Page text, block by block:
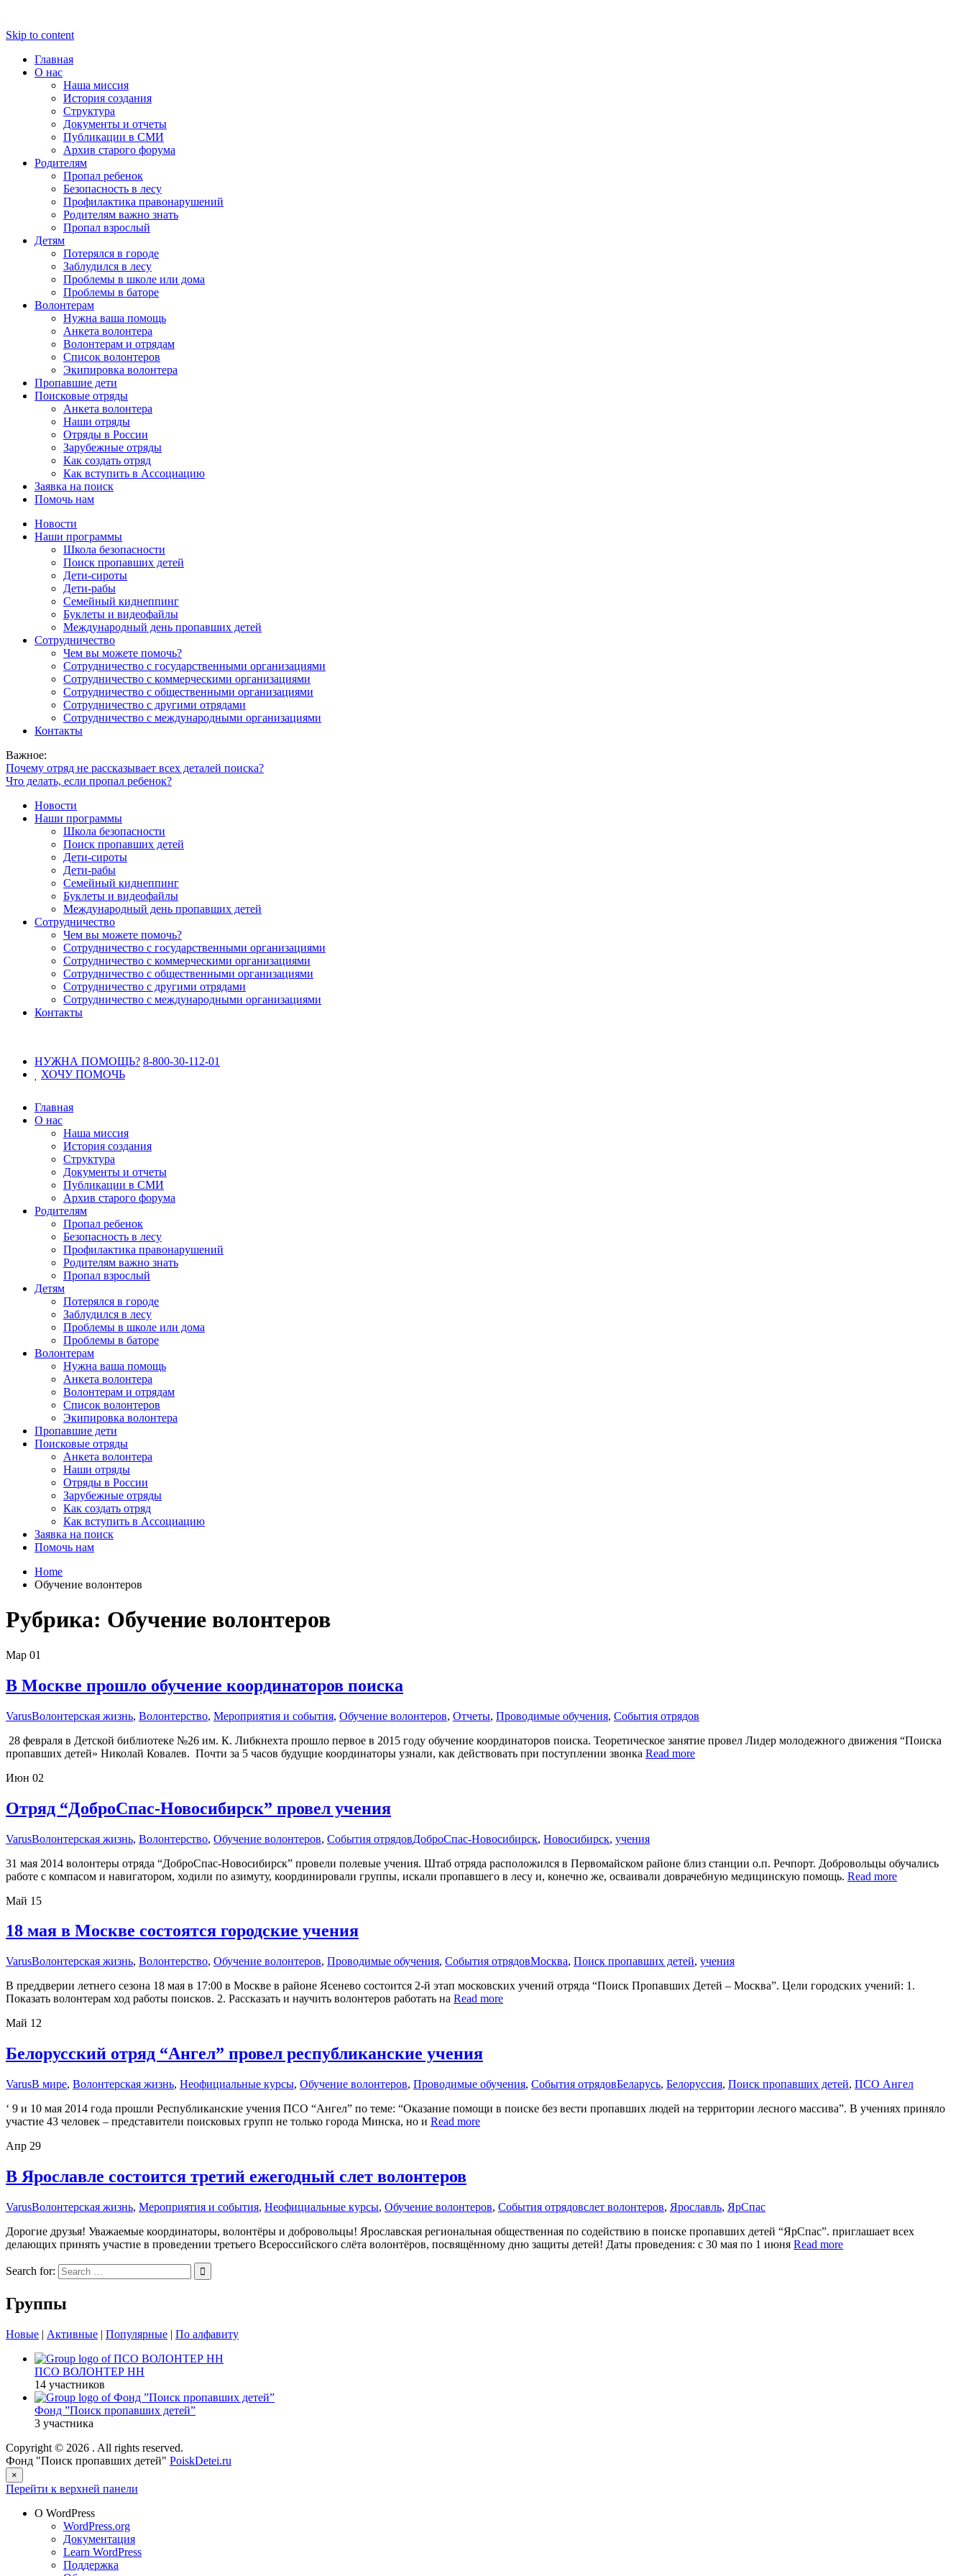
Skip to content
Главная
О нас
Наша миссия
История создания
Структура
Документы и отчеты
Публикации в СМИ
Архив старого форума
Родителям
Пропал ребенок
Безопасность в лесу
Профилактика правонарушений
Родителям важно знать
Пропал взрослый
Детям
Потерялся в городе
Заблудился в лесу
Проблемы в школе или дома
Проблемы в баторе
Волонтерам
Нужна ваша помощь
Анкета волонтера
Волонтерам и отрядам
Список волонтеров
Экипировка волонтера
Пропавшие дети
Поисковые отряды
Анкета волонтера
Наши отряды
Отряды в России
Зарубежные отряды
Как создать отряд
Как вступить в Ассоциацию
Заявка на поиск
Помочь нам
Новости
Наши программы
Школа безопасности
Поиск пропавших детей
Дети-сироты
Дети-рабы
Семейный киднеппинг
Буклеты и видеофайлы
Международный день пропавших детей
Сотрудничество
Чем вы можете помочь?
Сотрудничество с государственными организациями
Сотрудничество с коммерческими организациями
Сотрудничество с общественными организациями
Сотрудничество с другими отрядами
Сотрудничество с международными организациями
Контакты
Важное:
Почему отряд не рассказывает всех деталей поиска?
Что делать, если пропал ребенок?
Новости
Наши программы
Школа безопасности
Поиск пропавших детей
Дети-сироты
Дети-рабы
Семейный киднеппинг
Буклеты и видеофайлы
Международный день пропавших детей
Сотрудничество
Чем вы можете помочь?
Сотрудничество с государственными организациями
Сотрудничество с коммерческими организациями
Сотрудничество с общественными организациями
Сотрудничество с другими отрядами
Сотрудничество с международными организациями
Контакты
НУЖНА ПОМОЩЬ? 8-800-30-112-01
ХОЧУПОМОЧЬ
Главная
О нас
Наша миссия
История создания
Структура
Документы и отчеты
Публикации в СМИ
Архив старого форума
Родителям
Пропал ребенок
Безопасность в лесу
Профилактика правонарушений
Родителям важно знать
Пропал взрослый
Детям
Потерялся в городе
Заблудился в лесу
Проблемы в школе или дома
Проблемы в баторе
Волонтерам
Нужна ваша помощь
Анкета волонтера
Волонтерам и отрядам
Список волонтеров
Экипировка волонтера
Пропавшие дети
Поисковые отряды
Анкета волонтера
Наши отряды
Отряды в России
Зарубежные отряды
Как создать отряд
Как вступить в Ассоциацию
Заявка на поиск
Помочь нам
Home
Обучение волонтеров
Рубрика: Обучение волонтеров
Мар 01
В Москве прошло обучение координаторов поиска
VarusВолонтерская жизнь, Волонтерство, Мероприятия и события, Обучение волонтеров, Отчеты, Проводимые обучения, События отрядов
28 февраля в Детской библиотеке №26 им. К. Либкнехта прошло первое в 2015 году обучение координаторов поиска. Теоретическое занятие провел Лидер молодежного движения “Поиска
пропавших детей» Николай Ковалев. Почти за 5 часов будущие координаторы узнали, как действовать при поступлении звонка Read more
Июн 02
Отряд “ДоброСпас-Новосибирск” провел учения
VarusВолонтерская жизнь, Волонтерство, Обучение волонтеров, События отрядовДоброСпас-Новосибирск, Новосибирск, учения
31 мая 2014 волонтеры отряда “ДоброСпас-Новосибирск” провели полевые учения. Штаб отряда расположился в Первомайском районе близ станции о.п. Речпорт. Добровольцы обучались
работе с компасом и навигатором, ходили по азимуту, координировали группы, искали пропавшего в лесу и, конечно же, осваивали доврачебную медицинскую помощь. Read more
Май 15
18 мая в Москве состоятся городские учения
VarusВолонтерская жизнь, Волонтерство, Обучение волонтеров, Проводимые обучения, События отрядовМосква, Поиск пропавших детей, учения
В преддверии летнего сезона 18 мая в 17:00 в Москве в районе Ясенево состоится 2-й этап московских учений отряда “Поиск Пропавших Детей – Москва”. Цели городских учений: 1.
Показать волонтерам ход работы поисков. 2. Рассказать и научить волонтеров работать на Read more
Май 12
Белорусский отряд “Ангел” провел республиканские учения
VarusВ мире, Волонтерская жизнь, Неофициальные курсы, Обучение волонтеров, Проводимые обучения, События отрядовБеларусь, Белоруссия, Поиск пропавших детей, ПСО Ангел
‘ 9 и 10 мая 2014 года прошли Республиканские учения ПСО “Ангел” по теме: “Оказание помощи в поиске без вести пропавших людей на территории лесного массива”. В учениях приняло
участие 43 человек – представители поисковых групп не только города Минска, но и Read more
Апр 29
В Ярославле состоится третий ежегодный слет волонтеров
VarusВолонтерская жизнь, Мероприятия и события, Неофициальные курсы, Обучение волонтеров, События отрядовслет волонтеров, Ярославль, ЯрСпас
Дорогие друзья! Уважаемые координаторы, волонтёры и добровольцы! Ярославская региональная общественная по содействию в поиске пропавших детей “ЯрСпас”. приглашает всех
делающих принять участие в проведении третьего Всероссийского слёта волонтёров, посвящённому дню защиты детей! Даты проведения: с 30 мая по 1 июня Read more
Search for:
Группы
Новые | Активные | Популярные | По алфавиту
ПСО ВОЛОНТЕР НН
14 участников
Фонд ”Поиск пропавших детей”
3 участника
Copyright © 2026 . All rights reserved.
Фонд "Поиск пропавших детей" PoiskDetei.ru
×
Перейти к верхней панели
О WordPress
WordPress.org
Документация
Learn WordPress
Поддержка